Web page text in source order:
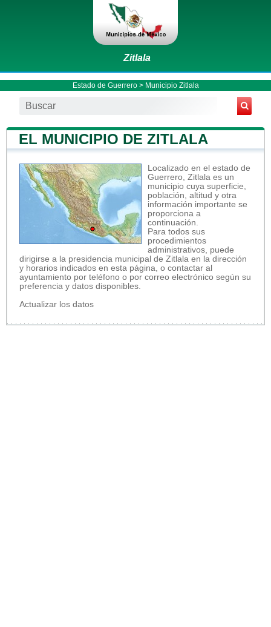
Zitlala
Estado de Guerrero> Municipio Zitlala
EL MUNICIPIO DE ZITLALA
Localizado en el estado de
Guerrero, Zitlala es un
municipio cuya superficie,
población, altitud y otra
información importante se
proporciona a
continuación.
Para todos sus
procedimientos
administrativos, puede
dirigirse a la presidencia municipal de Zitlala en la dirección
y horarios indicados en esta página, o contactar al
ayuntamiento por teléfono o por correo electrónico según su
preferencia y datos disponibles.
Actualizar los datos